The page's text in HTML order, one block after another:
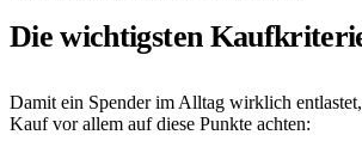
Die wichtigsten
Damit ein Spender im Alltag wirklich
Kauf vor allem auf diese Punkte achten: